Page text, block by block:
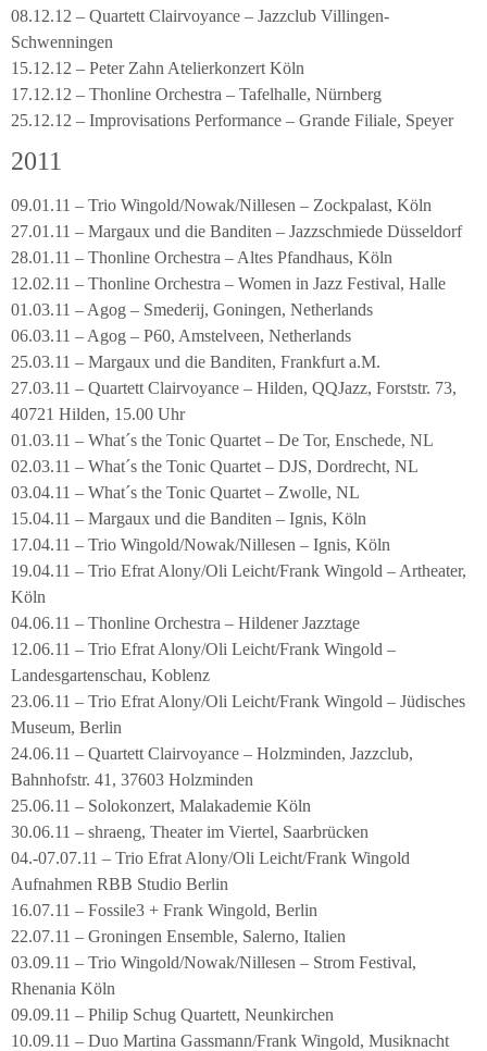
08.12.12 – Quartett Clairvoyance – Jazzclub Villingen-
Schwenningen
15.12.12 – Peter Zahn Atelierkonzert Köln
17.12.12 – Thonline Orchestra – Tafelhalle, Nürnberg
25.12.12 – Improvisations Performance – Grande Filiale, Speyer
2011
09.01.11 – Trio Wingold/Nowak/Nillesen – Zockpalast, Köln
27.01.11 – Margaux und die Banditen – Jazzschmiede Düsseldorf
28.01.11 – Thonline Orchestra – Altes Pfandhaus, Köln
12.02.11 – Thonline Orchestra – Women in Jazz Festival, Halle
01.03.11 – Agog – Smederij, Goningen, Netherlands
06.03.11 – Agog – P60, Amstelveen, Netherlands
25.03.11 – Margaux und die Banditen, Frankfurt a.M.
27.03.11 – Quartett Clairvoyance – Hilden, QQJazz, Forststr. 73,
40721 Hilden, 15.00 Uhr
01.03.11 – What´s the Tonic Quartet – De Tor, Enschede, NL
02.03.11 – What´s the Tonic Quartet – DJS, Dordrecht, NL
03.04.11 – What´s the Tonic Quartet – Zwolle, NL
15.04.11 – Margaux und die Banditen – Ignis, Köln
17.04.11 – Trio Wingold/Nowak/Nillesen – Ignis, Köln
19.04.11 – Trio Efrat Alony/Oli Leicht/Frank Wingold – Artheater,
Köln
04.06.11 – Thonline Orchestra – Hildener Jazztage
12.06.11 – Trio Efrat Alony/Oli Leicht/Frank Wingold –
Landesgartenschau, Koblenz
23.06.11 – Trio Efrat Alony/Oli Leicht/Frank Wingold – Jüdisches
Museum, Berlin
24.06.11 – Quartett Clairvoyance – Holzminden, Jazzclub,
Bahnhofstr. 41, 37603 Holzminden
25.06.11 – Solokonzert, Malakademie Köln
30.06.11 – shraeng, Theater im Viertel, Saarbrücken
04.-07.07.11 – Trio Efrat Alony/Oli Leicht/Frank Wingold
Aufnahmen RBB Studio Berlin
16.07.11 – Fossile3 + Frank Wingold, Berlin
22.07.11 – Groningen Ensemble, Salerno, Italien
03.09.11 – Trio Wingold/Nowak/Nillesen – Strom Festival,
Rhenania Köln
09.09.11 – Philip Schug Quartett, Neunkirchen
10.09.11 – Duo Martina Gassmann/Frank Wingold, Musiknacht